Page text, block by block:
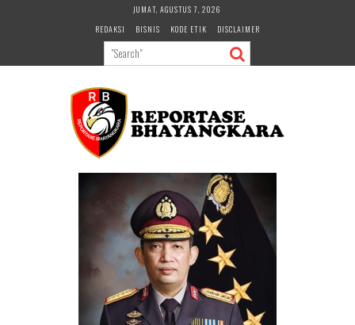
JUMAT, AGUSTUS 7, 2026
REDAKSI
BISNIS KODE ETIK DISCLAIMER